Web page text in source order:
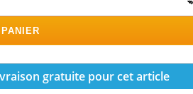
gratuite pour cet article